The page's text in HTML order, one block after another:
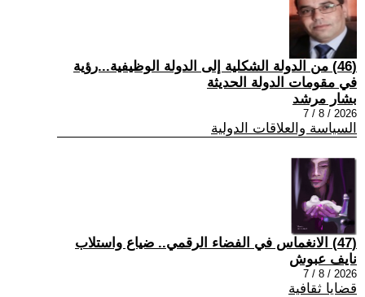
(46) من الدولة الشكلية إلى الدولة الوظيفية...رؤية
في مقومات الدولة الحديثة
بشار مرشد
2026 / 8 / 7
السياسة والعلاقات الدولية
(47) الانغماس في الفضاء الرقمي.. ضياع واستلاب
نايف عبوش
2026 / 8 / 7
قضايا ثقافية